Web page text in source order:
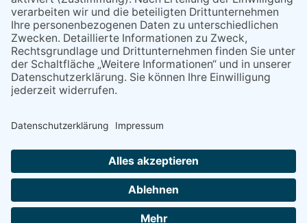
07.08.2026
Polizeibericht
09.07.2026
Ein Schakal auf Pokaljagd
06.08.2026
13. Folk- & Bluesfestival
kehrt zurück zu seinen
Wurzeln
NACH OBEN
Alle Rechte vorbehalten - Verlag Dreisbach Online ist ein Produkt des Verlagshauses Dreisbach